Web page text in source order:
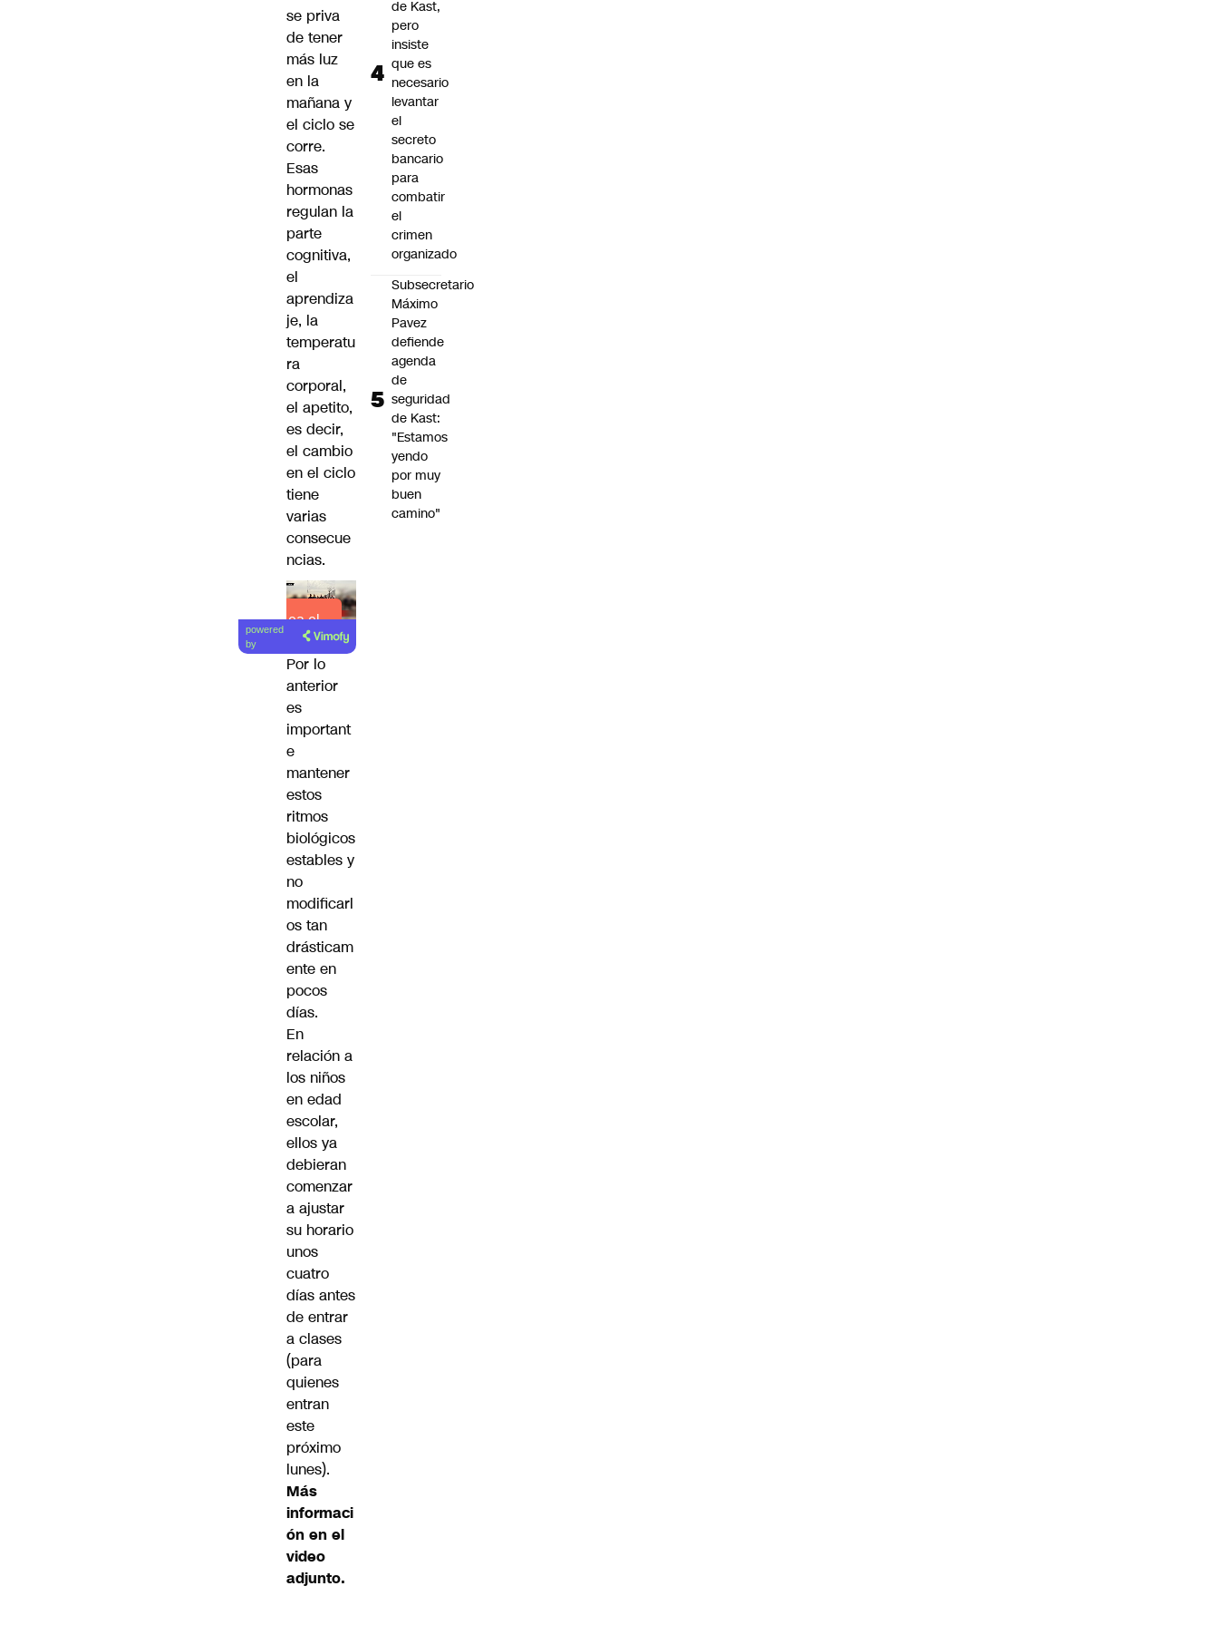
se priva
de tener
más luz
en la
mañana y
el ciclo se
corre.
Esas
hormonas
regulan la
parte
cognitiva,
el
aprendiza
je, la
temperatu
ra
corporal,
el apetito,
es decir,
el cambio
en el ciclo
tiene
varias
consecue
ncias.
Lea el
artículo
powered
by
Por lo
anterior
es
important
e
mantener
estos
ritmos
biológicos
estables y
no
modificarl
os tan
drásticam
ente en
pocos
días.
En
relación a
los niños
en edad
escolar,
ellos ya
debieran
comenzar
a ajustar
su horario
unos
cuatro
días antes
de entrar
a clases
(para
quienes
entran
este
próximo
lunes).
Más
informaci
ón en el
video
adjunto.
de Kast,
pero
insiste
que es
necesario
levantar
el
secreto
bancario
para
combatir
el
crimen
organizado
Subsecretario
Máximo
Pavez
defiende
agenda
de
seguridad
de Kast:
"Estamos
yendo
por muy
buen
camino"